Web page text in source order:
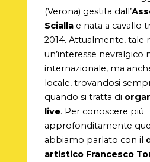
(Verona) gestita dall’
Sciallae nata a cavallo
2014. Attualmente, tale
un’interesse nevralgico
internazionale, ma
locale, trovandosi
quando si tratta di
live. Per conoscere più
approfonditamente
abbiamo parlato con il
artistico Francesco